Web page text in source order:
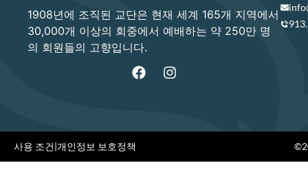
1908년에 조직된 교단은 현재 세계 165개 지역에서
30,000개 이상의 회중에서 예배하는 약 250만 명
의 회원들의 고향입니다.
사용 조건|개인정보 보호정책